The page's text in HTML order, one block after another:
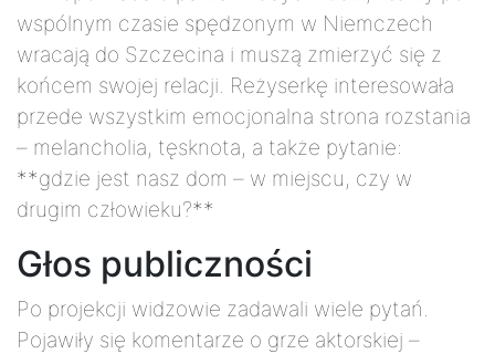
wspólnym czasie spędzonym w Niemczech
wracają do Szczecina i muszą zmierzyć się z
końcem swojej relacji. Reżyserkę interesowała
przede wszystkim emocjonalna strona rozstania
– melancholia, tęsknota, a także pytanie:
**gdzie jest nasz dom – w miejscu, czy w
drugim człowieku?**
Głos publiczności
Po projekcji widzowie zadawali wiele pytań.
Pojawiły się komentarze o grze aktorskiej –